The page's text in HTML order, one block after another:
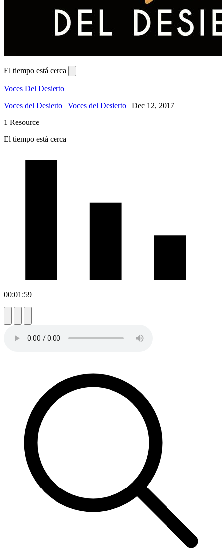
El tiempo está cerca
Voces Del Desierto
Voces del Desierto | Voces del Desierto | Dec 12, 2017
1 Resource
El tiempo está cerca
00:01:59